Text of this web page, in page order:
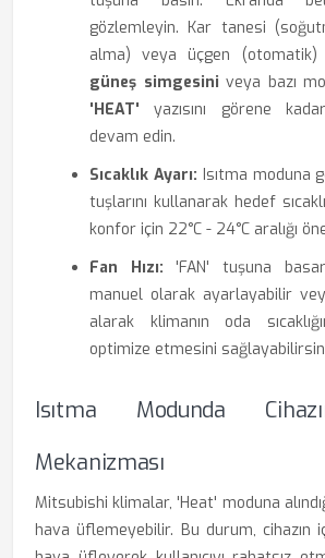
gözlemleyin. Kar tanesi
alma) veya üçgen (otomatik)
güneş simgesini veya bazı
'HEAT' yazısını görene
devam edin.
Sıcaklık Ayarı: Isıtma moduna
tuşlarını kullanarak hedef
konfor için 22°C - 24°C aralığı
Fan Hızı: 'FAN' tuşuna
manuel olarak ayarlayabilir
alarak klimanın oda
optimize etmesini
Isıtma Modunda
Mekanizması
Mitsubishi klimalar, 'Heat' moduna
hava üflemeyebilir. Bu durum, cihazın